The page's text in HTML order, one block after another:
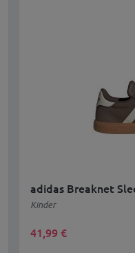
adidas Breaknet
Kinder
41,99 €